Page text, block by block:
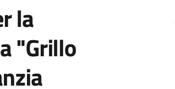
la
"Grillo